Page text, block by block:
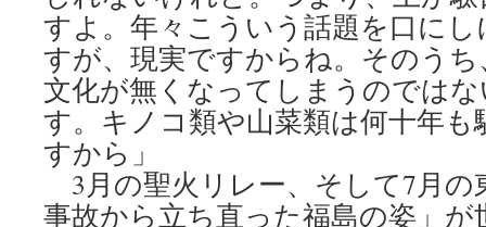
すよ。年々こういう話題を口に
すが、現実ですからね。そのう
文化が無くなってしまうのでは
す。キノコ類や山菜類は何十年
すから」
3月の聖火リレー、そして7月の
事故から立ち直った福島の姿」が